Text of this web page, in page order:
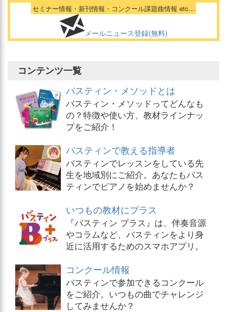
セミナー情報・新刊情報・コンクール課題曲情報 etc...
メールニュース登録(無料)
コンテンツ一覧
バスティン・メソッドとは
バスティン・メソッドってどんなも
の？特徴や使い方、教材ラインナッ
プをご紹介！
バスティンで教える指導者
バスティンでレッスンをしている先
生を地域別にご紹介。あなたもバス
ティンでピアノを始めませんか？
いつもの教材にプラス
『バスティン プラス』は、伴奏音源
やコラムなど、バスティンをより身
近に活用するためのスマホアプリ。
コンクール情報
バスティンで参加できるコンクール
をご紹介。いつもの曲でチャレンジ
してみませんか？